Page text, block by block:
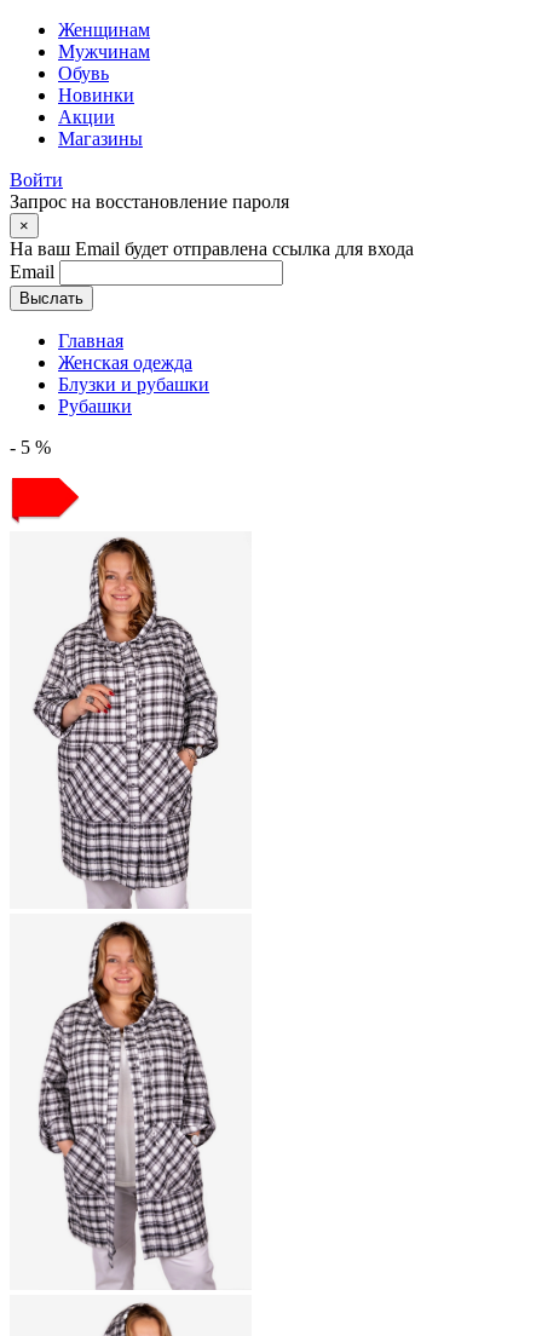
Женщинам
Мужчинам
Обувь
Новинки
Акции
Магазины
Войти
Запрос на восстановление пароля
×
На ваш Email будет отправлена ссылка для входа
Email
Выслать
Главная
Женская одежда
Блузки и рубашки
Рубашки
- 5 %